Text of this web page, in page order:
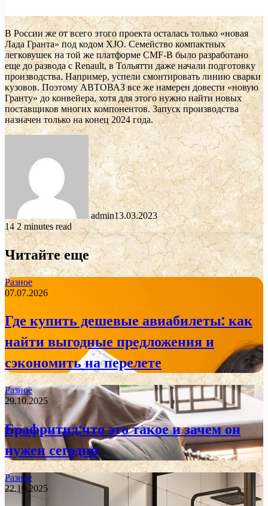
В России же от всего этого проекта осталась только «новая
Лада Гранта» под кодом XJO. Семейство компактных
легковушек на той же платформе CMF-B было разработано
еще до развода с Renault, в Тольятти даже начали подготовку
производства. Например, успели смонтировать линию сварки
кузовов. Поэтому АВТОВАЗ все же намерен довести «новую
Гранту» до конвейера, хотя для этого нужно найти новых
поставщиков многих компонентов. Запуск производства
назначен только на конец 2024 года.
admin13.03.2023
142 minutes read
Читайте еще
Разное
07.07.2026
Где купить дешевые авиабилеты: как
найти выгодные предложения и
сэкономить на перелете
Разное
29.10.2025
Брафритид:что это такое и зачем он
нужен сегодня
Разное
22.10.2025